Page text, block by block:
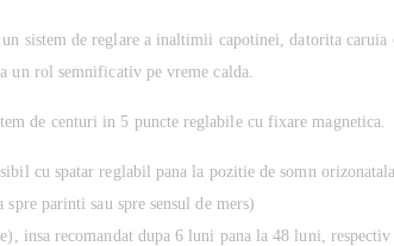
un sistem de reglare a inaltimii capotinei, datorita
un rol semnificativ pe vreme calda.
de centuri in 5 puncte reglabile cu fixare magnetica.
cu spatar reglabil pana la pozitie de somn orizonatala
parinti sau spre sensul de mers)
insa recomandat dupa 6 luni pana la 48 luni,